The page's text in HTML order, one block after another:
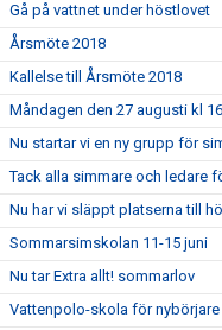
Gå på vattnet under höstlovet
Årsmöte 2018
Kallelse till Årsmöte 2018
Måndagen den 27 augusti kl
Nu startar vi en ny grupp för
Tack alla simmare och ledare
Nu har vi släppt platserna till
Sommarsimskolan 11-15 juni
Nu tar Extra allt! sommarlov
Vattenpolo-skola för nybörjare